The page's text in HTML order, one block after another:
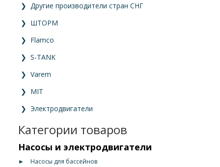
❯ Другие производители стран СНГ
❯ ШТОРМ
❯ Flamco
❯ S-TANK
❯ Varem
❯ MIT
❯ Электродвигатели
Категории товаров
Насосы и электродвигатели
►
Насосы для бассейнов